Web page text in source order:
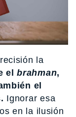
la
elbrahman,
el
Ignorar esa
en la ilusión